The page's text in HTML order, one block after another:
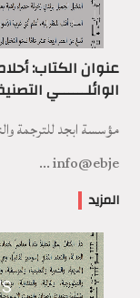
عنوان الكتاب:
الوائلــــــي
info@ebje ...
المزيد